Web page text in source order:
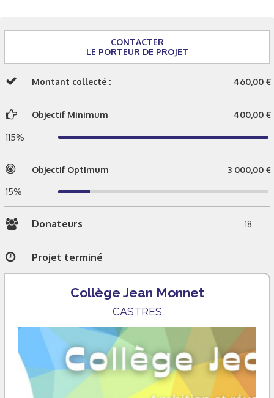
CONTACTER
LE PORTEUR DE PROJET
Montant collecté : 460,00 €
Objectif Minimum 400,00 €
115%
Objectif Optimum 3 000,00 €
15%
Donateurs 18
Projet terminé
Collège Jean Monnet
CASTRES